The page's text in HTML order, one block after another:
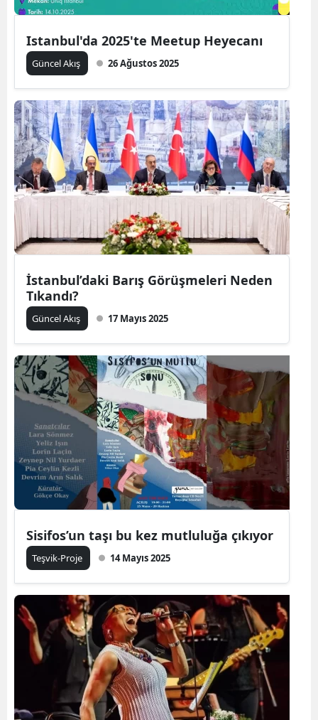
Istanbul'da 2025'te Meetup Heyecanı
Güncel Akış 26 Ağustos 2025
İstanbul’daki Barış Görüşmeleri Neden
Tıkandı?
Güncel Akış 17 Mayıs 2025
Sisifos’un taşı bu kez mutluluğa çıkıyor
Teşvik-Proje 14 Mayıs 2025